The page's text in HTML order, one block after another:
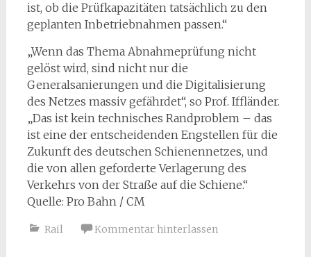
ist, ob die Prüfkapazitäten tatsächlich zu den
geplanten Inbetriebnahmen passen.“
„Wenn das Thema Abnahmeprüfung nicht
gelöst wird, sind nicht nur die
Generalsanierungen und die Digitalisierung
des Netzes massiv gefährdet“, so Prof. Iffländer.
„Das ist kein technisches Randproblem – das
ist eine der entscheidenden Engstellen für die
Zukunft des deutschen Schienennetzes, und
die von allen geforderte Verlagerung des
Verkehrs von der Straße auf die Schiene.“
Quelle: Pro Bahn / CM
Rail Kommentar hinterlassen